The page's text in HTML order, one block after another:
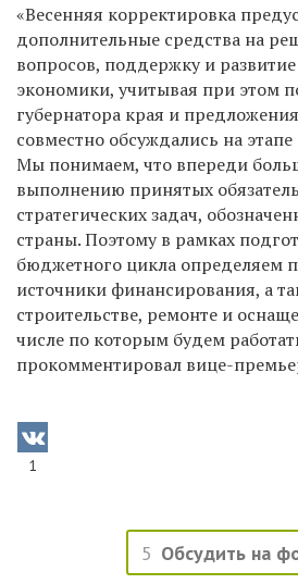
«Весенняя корректировка
дополнительные средства на
вопросов, поддержку и
экономики, учитывая при этом
губернатора края и
совместно обсуждались на
Мы понимаем, что впереди
выполнению принятых
стратегических задач,
страны. Поэтому в рамках
бюджетного цикла определяем
источники финансирования, а
строительстве, ремонте и
числе по которым будем
прокомментировал вице-
1
5 Обсудить на